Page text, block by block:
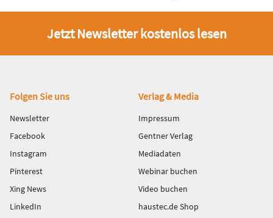
Jetzt Newsletter kostenlos lesen
Fußbereich
Folgen Sie uns
Newsletter
Facebook
Instagram
Pinterest
Xing News
LinkedIn
Verlag & Media
Impressum
Gentner Verlag
Mediadaten
Webinar buchen
Video buchen
haustec.de Shop